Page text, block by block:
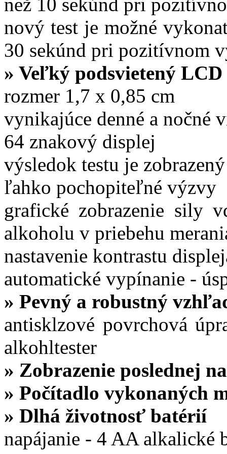
nový test je možné
30 sekúnd pri pozitívnom
» Veľký podsvietený
rozmer 1,7 x 0,85 cm
vynikajúce denné a nočné
64 znakový displej
výsledok testu je
ľahko pochopiteľné výzvy
grafické zobrazenie sily
alkoholu v priebehu
nastavenie kontrastu
automatické vypínanie -
» Pevný a robustný
antisklzové povrchová
alkohltester
» Zobrazenie poslednej
» Počítadlo vykonaných
» Dlhá životnosť batérií
napájanie - 4 AA alkalické